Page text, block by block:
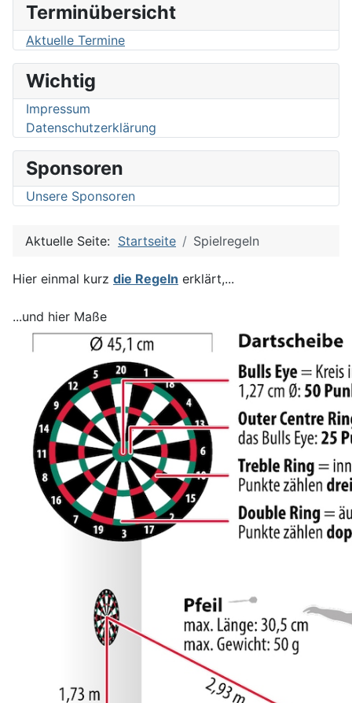
Terminübersicht
Aktuelle Termine
Wichtig
Impressum
Datenschutzerklärung
Sponsoren
Unsere Sponsoren
Aktuelle Seite: Startseite Spielregeln
Hier einmal kurz die Regeln erklärt,...
...und hier Maße